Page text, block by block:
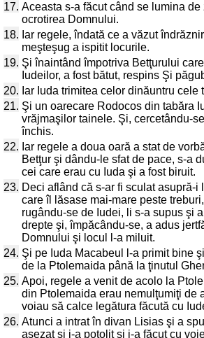
17. Aceasta s-a făcut când se lumina
ocrotirea Domnului.
18. Iar regele, îndată ce a văzut
meşteşug a ispitit locurile.
19. Şi înaintând împotriva Betţurului
Iudeilor, a fost bătut, respins Şi
20. Iar Iuda trimitea celor dinăuntru cele
21. Şi un oarecare Rodocos din tabăra
vrăjmaşilor tainele. Şi, cercetându-
închis.
22. Iar regele a doua oară a stat de
Betţur şi dându-le sfat de pace, s-a
cei care erau cu Iuda şi a fost biruit.
23. Deci aflând că s-ar fi sculat asupră-i
care îl lăsase mai-mare peste
rugându-se de Iudei, li s-a supus şi
drepte şi, împăcându-se, a adus
Domnului şi locul l-a miluit.
24. Şi pe Iuda Macabeul l-a primit bine
de la Ptolemaida până la ţinutul
25. Apoi, regele a venit de acolo la
din Ptolemaida erau nemulţumiţi de
voiau să calce legătura făcută cu
26. Atunci a intrat în divan Lisias şi a
aşezat şi i-a potolit şi i-a făcut cu